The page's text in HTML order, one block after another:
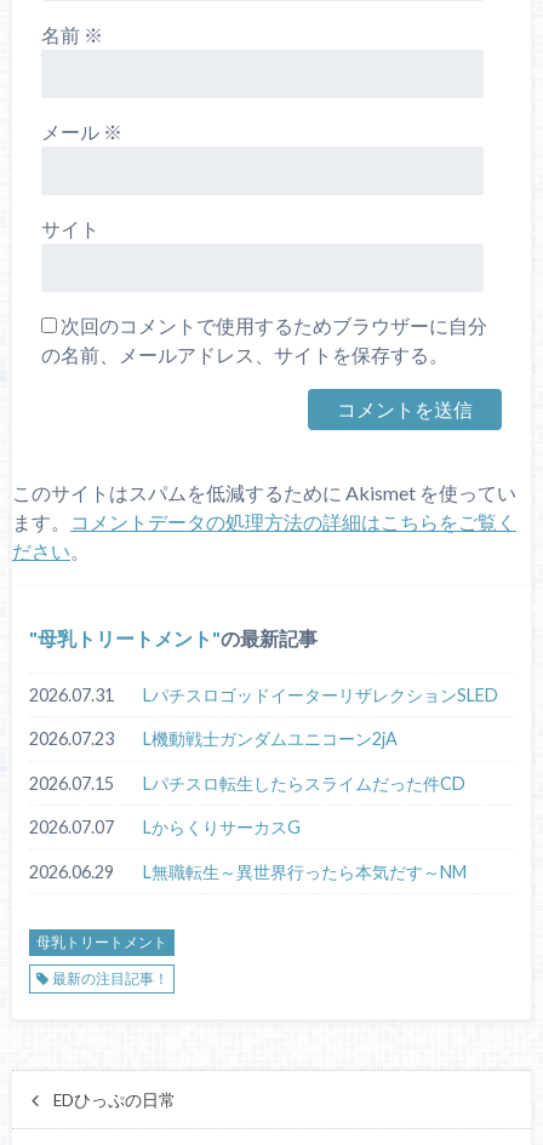
名前 ※
メール ※
サイト
次回のコメントで使用するためブラウザーに自分
の名前、メールアドレス、サイトを保存する。
このサイトはスパムを低減するために Akismet を使ってい
ます。
コメントデータの処理方法の詳細はこちらをご覧く
ださい。
母乳トリートメント の最新記事
2026.07.31 LパチスロゴッドイーターリザレクションSLED
2026.07.23 L機動戦士ガンダムユニコーン2jA
2026.07.15 Lパチスロ転生したらスライムだった件CD
2026.07.07 LからくりサーカスG
2026.06.29 L無職転生～異世界行ったら本気だす～NM
母乳トリートメント
最新の注目記事！
EDひっぷの日常